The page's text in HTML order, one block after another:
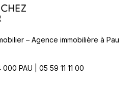
– Agence immobilière à Pau
PAU | 05 59 11 11 00